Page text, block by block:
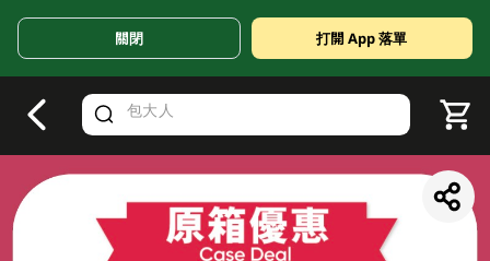
Valid Until 30 June 2026
關閉 打開 App 落單